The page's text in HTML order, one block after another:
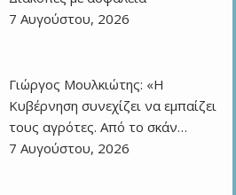
7 Αυγούστου, 2026
Γιώργος Μουλκιώτης: «Η
Κυβέρνηση συνεχίζει να εμπαίζει
τους αγρότες. Από το σκάν…
7 Αυγούστου, 2026